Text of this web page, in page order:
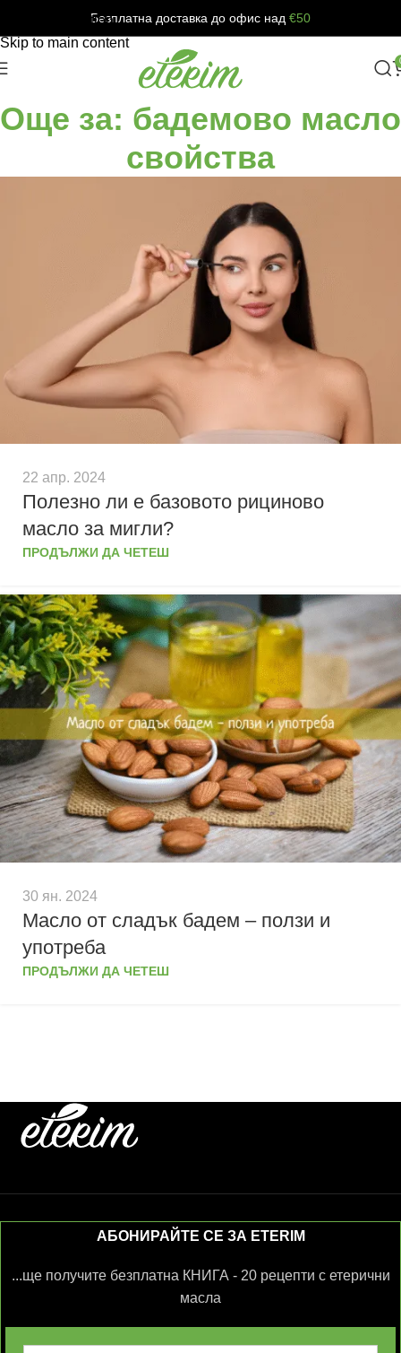
Skip to navigation
Skip to main content
Безплатна доставка до офис над €50
Още за: бадемово масло
свойства
22 апр. 2024
Полезно ли е базовото рициново
масло за мигли?
ПРОДЪЛЖИ ДА ЧЕТЕШ
30 ян. 2024
Масло от сладък бадем – ползи и
употреба
ПРОДЪЛЖИ ДА ЧЕТЕШ
АБОНИРАЙТЕ СЕ ЗА ETERIM
...ще получите безплатна КНИГА - 20 рецепти с етерични
масла